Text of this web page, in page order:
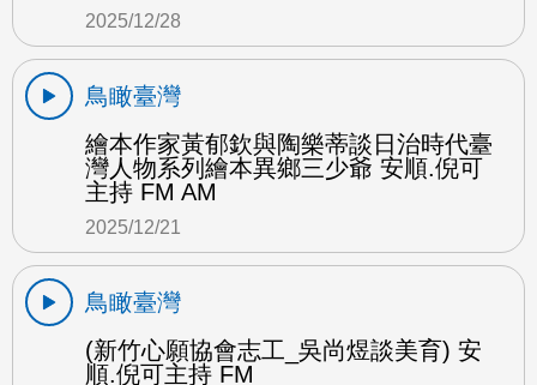
2025/12/28
鳥瞰臺灣
繪本作家黃郁欽與陶樂蒂談日治時代臺
灣人物系列繪本異鄉三少爺 安順.倪可
主持 FM AM
2025/12/21
鳥瞰臺灣
(新竹心願協會志工_吳尚煜談美育) 安
順.倪可主持 FM